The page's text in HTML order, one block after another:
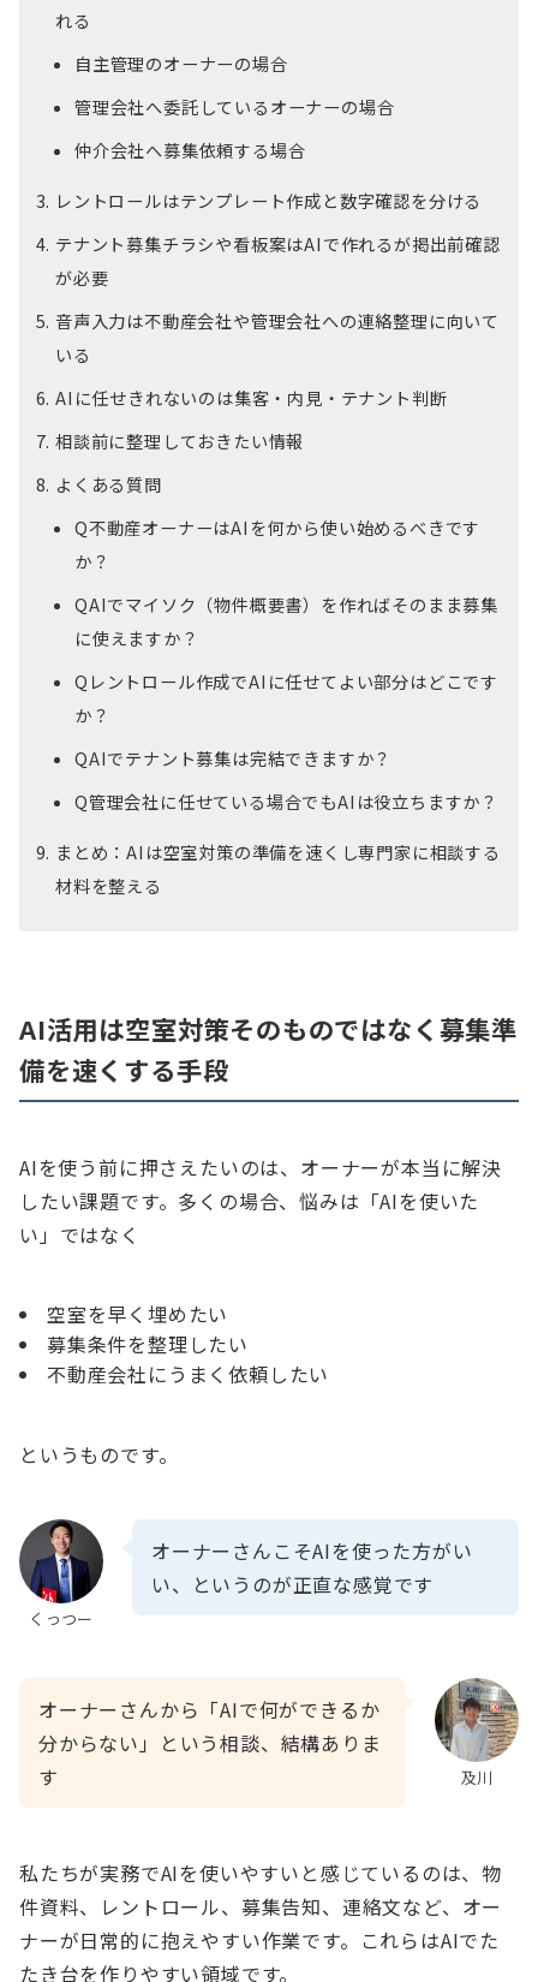
れる
自主管理のオーナーの場合
管理会社へ委託しているオーナーの場合
仲介会社へ募集依頼する場合
レントロールはテンプレート作成と数字確認を分ける
テナント募集チラシや看板案はAIで作れるが掲出前確認
が必要
音声入力は不動産会社や管理会社への連絡整理に向いて
いる
AIに任せきれないのは集客・内見・テナント判断
相談前に整理しておきたい情報
よくある質問
Q不動産オーナーはAIを何から使い始めるべきです
か？
QAIでマイソク（物件概要書）を作ればそのまま募集
に使えますか？
Qレントロール作成でAIに任せてよい部分はどこです
か？
QAIでテナント募集は完結できますか？
Q管理会社に任せている場合でもAIは役立ちますか？
まとめ：AIは空室対策の準備を速くし専門家に相談する
材料を整える
AI活用は空室対策そのものではなく募集準
備を速くする手段
AIを使う前に押さえたいのは、オーナーが本当に解決
したい課題です。多くの場合、悩みは「AIを使いた
い」ではなく
空室を早く埋めたい
募集条件を整理したい
不動産会社にうまく依頼したい
というものです。
くっつー
オーナーさんこそAIを使った方がい
い、というのが正直な感覚です
及川
オーナーさんから「AIで何ができるか
分からない」という相談、結構ありま
す
私たちが実務でAIを使いやすいと感じているのは、物
件資料、レントロール、募集告知、連絡文など、オー
ナーが日常的に抱えやすい作業です。これらはAIでた
たき台を作りやすい領域です。